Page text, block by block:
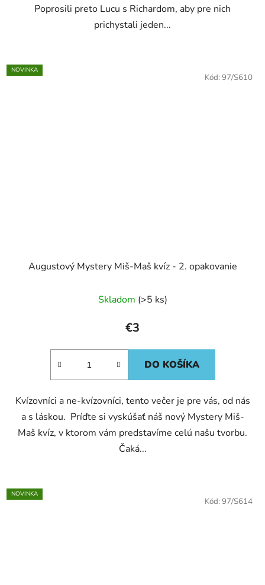
Poprosili preto Lucu s Richardom, aby pre nich
prichystali jeden...
NOVINKA
Augustový Mystery Miš-Maš kvíz - 2. opakovanie
Skladom (>5 ks)
€3
DO KOŠÍKA
Kvízovníci a ne-kvízovníci, tento večer je pre vás, od nás
a s láskou. Príďte si vyskúšať náš nový Mystery Miš-
Maš kvíz, v ktorom vám predstavíme celú našu tvorbu.
Čaká...
Kód: 97/S610
NOVINKA
Kód: 97/S614